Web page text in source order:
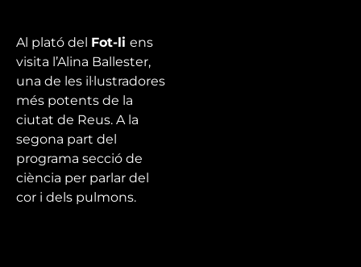
Al plató del Fot-li ens
visita l’Alina Ballester,
una de les il·lustradores
més potents de la
ciutat de Reus. A la
segona part del
programa secció de
ciència per parlar del
cor i dels pulmons.